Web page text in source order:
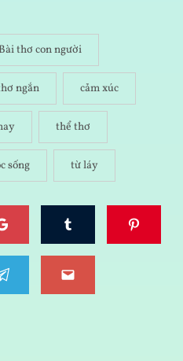
Bài thơ con người
ngắn cảm xúc
thể thơ
sống từ láy